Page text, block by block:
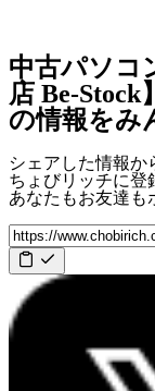
中古パソコ
店 Be-Stock】
の情報をみ
シェアした情報か
ちょびリッチに登
あなたもお友達も